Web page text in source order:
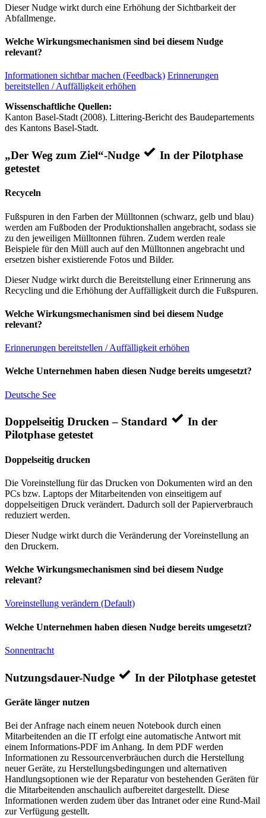
Dieser Nudge wirkt durch eine Erhöhung der Sichtbarkeit der
Abfallmenge.
Welche Wirkungsmechanismen sind bei diesem Nudge
relevant?
Informationen sichtbar machen (Feedback) Erinnerungen
bereitstellen / Auffälligkeit erhöhen
Wissenschaftliche Quellen:
Kanton Basel-Stadt (2008). Littering-Bericht des Baudepartements
des Kantons Basel-Stadt.
„Der Weg zum Ziel“-Nudge
In der Pilotphase
getestet
Recyceln
Fußspuren in den Farben der Mülltonnen (schwarz, gelb und blau)
werden am Fußboden der Produktionshallen angebracht, sodass sie
zu den jeweiligen Mülltonnen führen. Zudem werden reale
Beispiele für den Müll auch auf den Mülltonnen angebracht und
ersetzen bisher existierende Fotos und Bilder.
Dieser Nudge wirkt durch die Bereitstellung einer Erinnerung ans
Recycling und die Erhöhung der Auffälligkeit durch die Fußspuren.
Welche Wirkungsmechanismen sind bei diesem Nudge
relevant?
Erinnerungen bereitstellen / Auffälligkeit erhöhen
Welche Unternehmen haben diesen Nudge bereits umgesetzt?
Deutsche See
Doppelseitig Drucken – Standard
In der
Pilotphase getestet
Doppelseitig drucken
Die Voreinstellung für das Drucken von Dokumenten wird an den
PCs bzw. Laptops der Mitarbeitenden von einseitigem auf
doppelseitigen Druck verändert. Dadurch soll der Papierverbrauch
reduziert werden.
Dieser Nudge wirkt durch die Veränderung der Voreinstellung an
den Druckern.
Welche Wirkungsmechanismen sind bei diesem Nudge
relevant?
Voreinstellung verändern (Default)
Welche Unternehmen haben diesen Nudge bereits umgesetzt?
Sonnentracht
Nutzungsdauer-Nudge In der Pilotphase getestet
Geräte länger nutzen
Bei der Anfrage nach einem neuen Notebook durch einen
Mitarbeitenden an die IT erfolgt eine automatische Antwort mit
einem Informations-PDF im Anhang. In dem PDF werden
Informationen zu Ressourcenverbräuchen durch die Herstellung
neuer Geräte, zu Herstellungsbedingungen und alternativen
Handlungsoptionen wie der Reparatur von bestehenden Geräten für
die Mitarbeitenden anschaulich aufbereitet dargestellt. Diese
Informationen werden zudem über das Intranet oder eine Rund-Mail
zur Verfügung gestellt.